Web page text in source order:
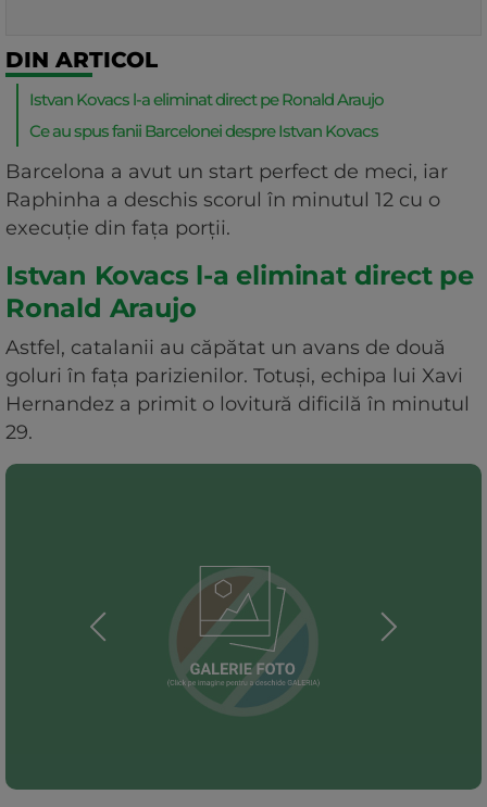
DIN ARTICOL
Istvan Kovacs l-a eliminat direct pe Ronald Araujo
Ce au spus fanii Barcelonei despre Istvan Kovacs
Barcelona a avut un start perfect de meci, iar
Raphinha a deschis scorul în minutul 12 cu o
execuție din fața porții.
Istvan Kovacs l-a eliminat direct pe
Ronald Araujo
Astfel, catalanii au căpătat un avans de două
goluri în fața parizienilor. Totuși, echipa lui Xavi
Hernandez a primit o lovitură dificilă în minutul
29.